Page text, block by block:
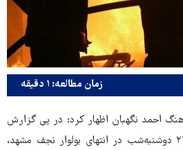
زمان مطالعه: ۱ دقیقه
احمد نگهبان اظهار کرد: در پی گزارش
مرگ مشکوک حوالی ساعت ۲۴ دوشنبه‌شب در انتهای بولوار نجف مشهد،